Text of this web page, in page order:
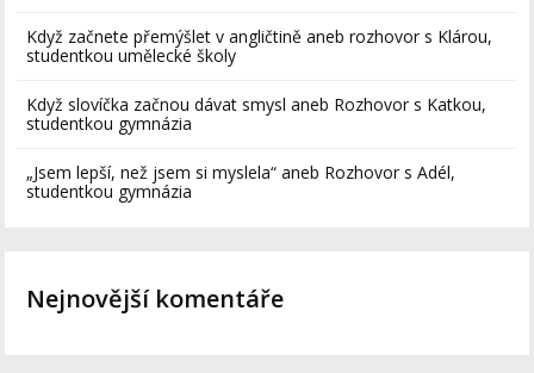
Když začnete přemýšlet v angličtině aneb rozhovor s Klárou,
studentkou umělecké školy
Když slovíčka začnou dávat smysl aneb Rozhovor s Katkou,
studentkou gymnázia
„Jsem lepší, než jsem si myslela“ aneb Rozhovor s Adél,
studentkou gymnázia
Nejnovější komentáře